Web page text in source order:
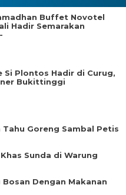
Buffet Novotel
Hadir Semarakan
Si Plontos Hadir di Curug,
Bukittinggi
Goreng Sambal Petis
Sunda di Warung
Dengan Makanan